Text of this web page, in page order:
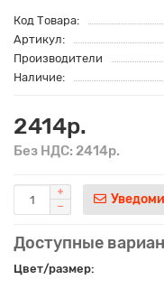
Код Товара:
Артикул:
Производители
Наличие:
2414р.
Без НДС: 2414р.
Доступные
Цвет/размер: